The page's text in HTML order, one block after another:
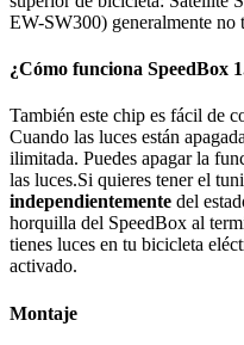
EW-SW300) generalmente no
¿Cómo funciona SpeedBox
También este chip es fácil de
Cuando las luces están
ilimitada. Puedes apagar la
las luces.Si quieres tener el
independientemente del
horquilla del SpeedBox al
tienes luces en tu bicicleta
activado.
Montaje